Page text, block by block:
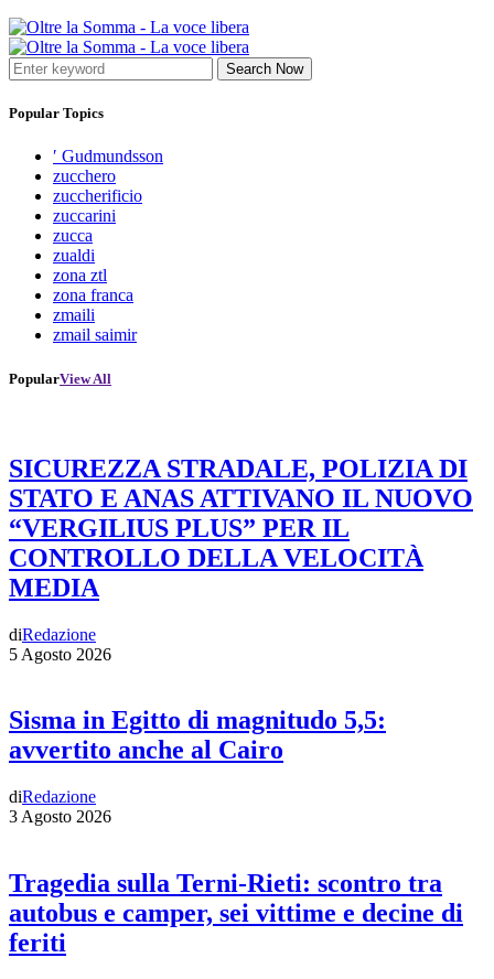
Search Now
Popular Topics
′ Gudmundsson
zucchero
zuccherificio
zuccarini
zucca
zualdi
zona ztl
zona franca
zmaili
zmail saimir
PopularView All
SICUREZZA STRADALE, POLIZIA DI
STATO E ANAS ATTIVANO IL NUOVO
“VERGILIUS PLUS” PER IL
CONTROLLO DELLA VELOCITÀ
MEDIA
diRedazione
5 Agosto 2026
Sisma in Egitto di magnitudo 5,5:
avvertito anche al Cairo
diRedazione
3 Agosto 2026
Tragedia sulla Terni-Rieti: scontro tra
autobus e camper, sei vittime e decine di
feriti